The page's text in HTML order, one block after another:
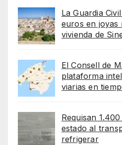
La Guardia
euros en joyas
vivienda de
El Consell de
plataforma
viarias en
Requisan
estado al
refrigerar